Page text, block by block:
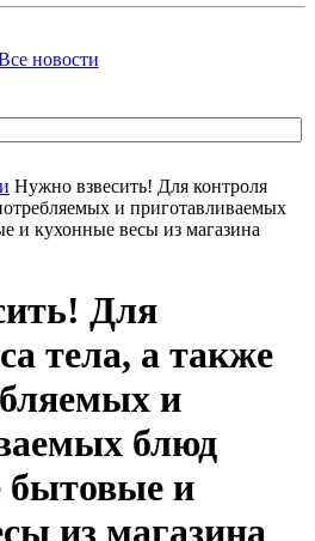
новости
Нужно взвесить! Для контроля
и приготавливаемых
и кухонные весы из магазина
Для
тела, а также
и
блюд
бытовые и
из магазина